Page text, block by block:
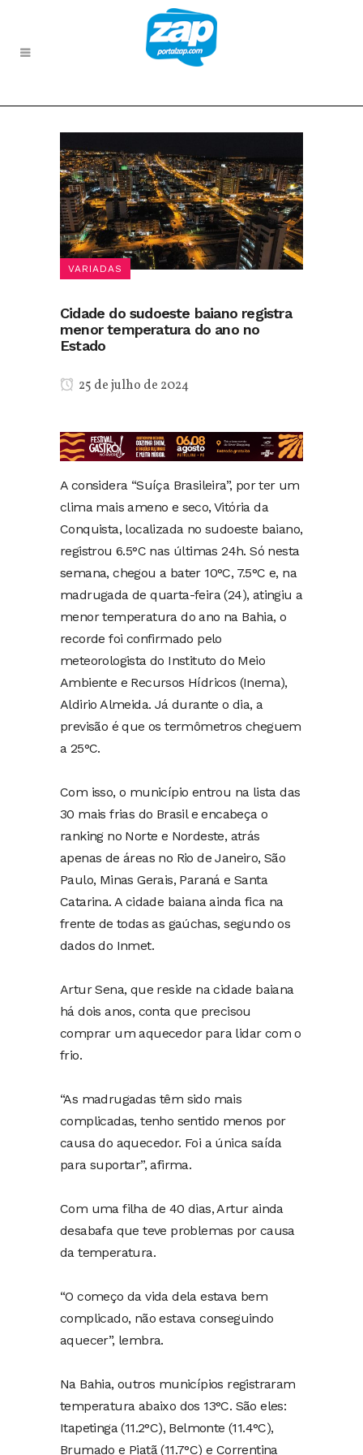
VARIADAS
Cidade do sudoeste baiano registra
menor temperatura do ano no
Estado
25 de julho de 2024
A considera “Suíça Brasileira”, por ter um
clima mais ameno e seco, Vitória da
Conquista, localizada no sudoeste baiano,
registrou 6.5°C nas últimas 24h. Só nesta
semana, chegou a bater 10°C, 7.5°C e, na
madrugada de quarta-feira (24), atingiu a
menor temperatura do ano na Bahia, o
recorde foi confirmado pelo
meteorologista do Instituto do Meio
Ambiente e Recursos Hídricos (Inema),
Aldirio Almeida. Já durante o dia, a
previsão é que os termômetros cheguem
a 25°C.
Com isso, o município entrou na lista das
30 mais frias do Brasil e encabeça o
ranking no Norte e Nordeste, atrás
apenas de áreas no Rio de Janeiro, São
Paulo, Minas Gerais, Paraná e Santa
Catarina. A cidade baiana ainda fica na
frente de todas as gaúchas, segundo os
dados do Inmet.
Artur Sena, que reside na cidade baiana
há dois anos, conta que precisou
comprar um aquecedor para lidar com o
frio.
“As madrugadas têm sido mais
complicadas, tenho sentido menos por
causa do aquecedor. Foi a única saída
para suportar”, afirma.
Com uma filha de 40 dias, Artur ainda
desabafa que teve problemas por causa
da temperatura.
“O começo da vida dela estava bem
complicado, não estava conseguindo
aquecer”, lembra.
Na Bahia, outros municípios registraram
temperatura abaixo dos 13°C. São eles:
Itapetinga (11.2°C), Belmonte (11.4°C),
Brumado e Piatã (11.7°C) e Correntina